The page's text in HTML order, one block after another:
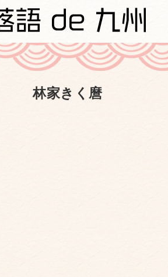
林家きく麿